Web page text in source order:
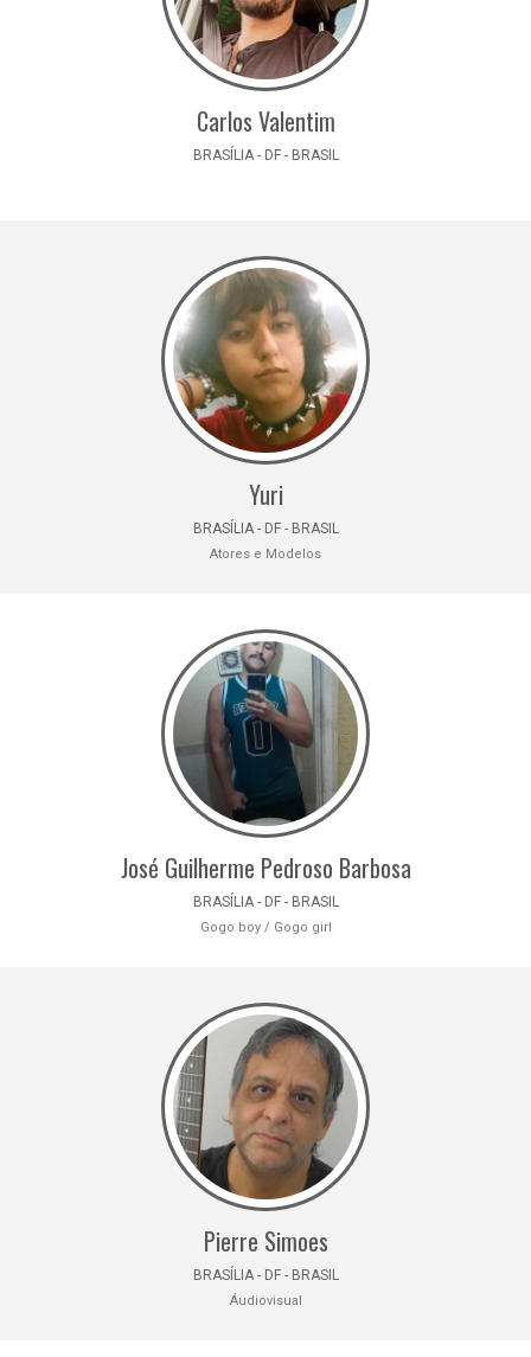
Carlos Valentim
BRASÍLIA - DF - BRASIL
Yuri
BRASÍLIA - DF - BRASIL
Atores e Modelos
José Guilherme Pedroso Barbosa
BRASÍLIA - DF - BRASIL
Gogo boy / Gogo girl
Pierre Simoes
BRASÍLIA - DF - BRASIL
Áudiovisual